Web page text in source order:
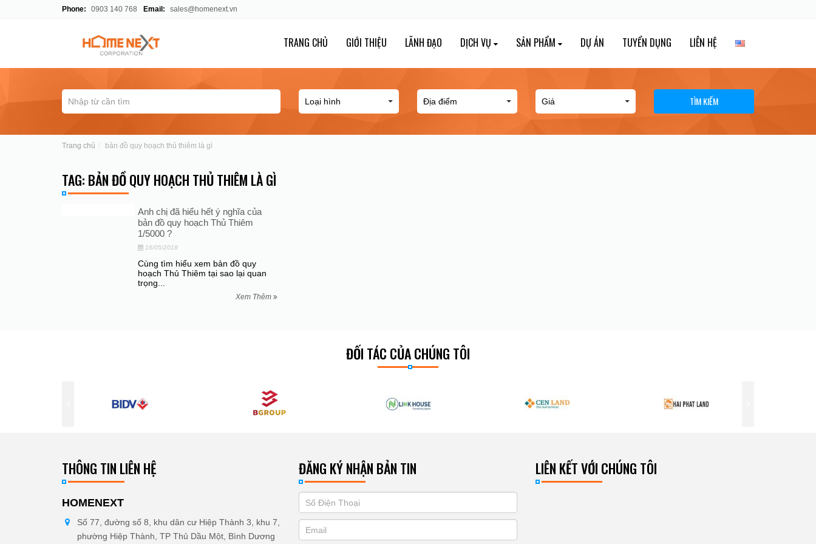
Phone: 0903 140 768 Email: sales@homenext.vn
TRANG CHỦ GIỚI THIỆU LÃNH ĐẠO DỊCH VỤ SẢN PHẨM DỰ ÁN TUYỂN DỤNG LIÊN HỆ
TÌM KIẾM
Trang chủ bản đồ quy hoạch thủ thiêm là gì
TAG: BẢN ĐỒ QUY HOẠCH THỦ THIÊM LÀ GÌ
Anh chị đã hiểu hết ý nghĩa của
bản đồ quy hoạch Thủ Thiêm
1/5000 ?
16/05/2018
Cùng tìm hiểu xem bản đồ quy
hoạch Thủ Thiêm tại sao lại quan
trọng...
Xem Thêm
ĐỐI TÁC CỦA CHÚNG TÔI
THÔNG TIN LIÊN HỆ
HOMENEXT
Số 77, đường số 8, khu dân cư Hiệp Thành 3, khu 7,
phường Hiệp Thành, TP Thủ Dầu Một, Bình Dương
ĐĂNG KÝ NHẬN BẢN TIN
ĐĂNG
KÝ
you
are
human,
LIÊN KẾT VỚI CHÚNG TÔI